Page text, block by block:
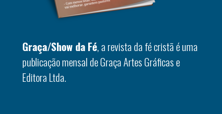
Graça/Show da Fé, a revista da fé cristã é uma
publicação mensal de Graça Artes Gráficas e
Editora Ltda.